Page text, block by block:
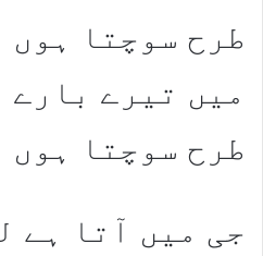
طرح سوچتا ہوں
میں تیرے بارے
طرح سوچتا ہوں
جی میں آتا ہے